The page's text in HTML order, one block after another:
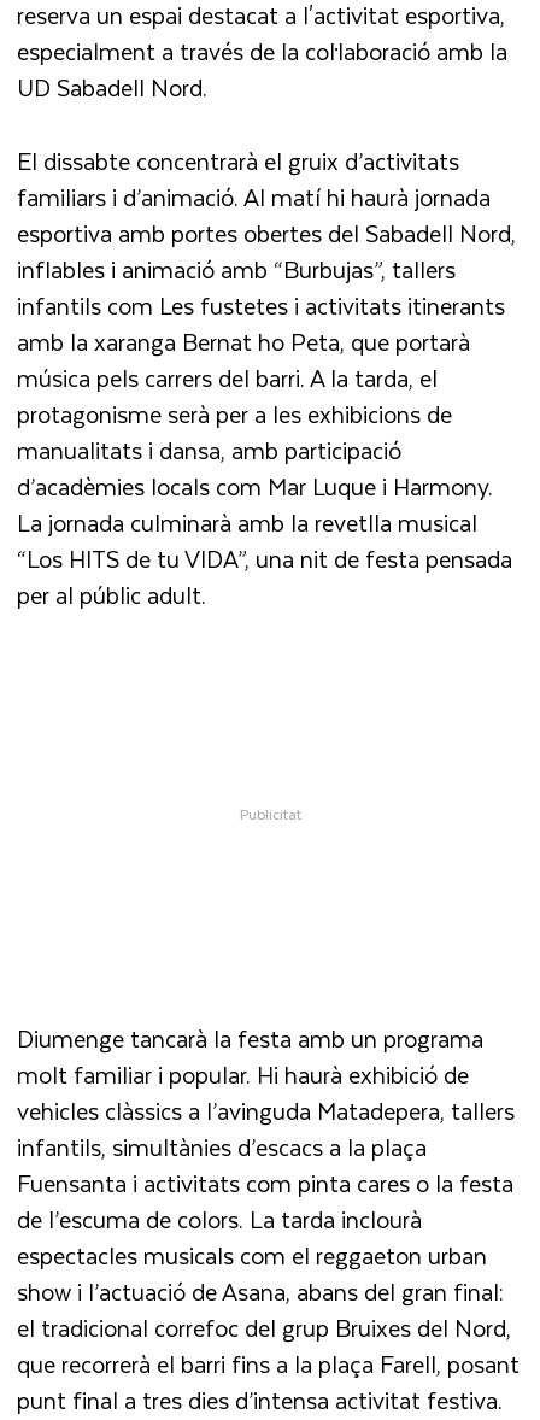
reserva un espai destacat a l'activitat esportiva,
especialment a través de la col·laboració amb la
UD Sabadell Nord.
El dissabte concentrarà el gruix d’activitats
familiars i d’animació. Al matí hi haurà jornada
esportiva amb portes obertes del Sabadell Nord,
inflables i animació amb “Burbujas”, tallers
infantils com Les fustetes i activitats itinerants
amb la xaranga Bernat ho Peta, que portarà
música pels carrers del barri. A la tarda, el
protagonisme serà per a les exhibicions de
manualitats i dansa, amb participació
d’acadèmies locals com Mar Luque i Harmony.
La jornada culminarà amb la revetlla musical
“Los HITS de tu VIDA”, una nit de festa pensada
per al públic adult.
Diumenge tancarà la festa amb un programa
molt familiar i popular. Hi haurà exhibició de
vehicles clàssics a l’avinguda Matadepera, tallers
infantils, simultànies d’escacs a la plaça
Fuensanta i activitats com pinta cares o la festa
de l’escuma de colors. La tarda inclourà
espectacles musicals com el reggaeton urban
show i l’actuació de Asana, abans del gran final:
el tradicional correfoc del grup Bruixes del Nord,
que recorrerà el barri fins a la plaça Farell, posant
punt final a tres dies d’intensa activitat festiva.